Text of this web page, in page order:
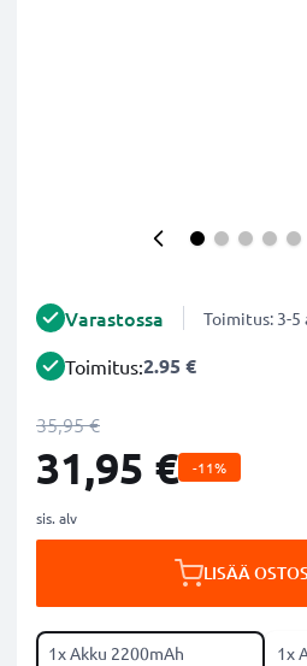
Varastossa Toimitus: 3-5
Toimitus:2.95 €
35,95 €
31,95 € -11%
sis. alv
LISÄÄ
1x Akku 2200mAh 1x